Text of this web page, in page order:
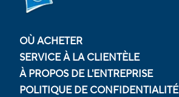
OÙ ACHETER
SERVICE À LA CLIENTÈLE
À PROPOS DE L'ENTREPRISE
POLITIQUE DE CONFIDENTIALITÉ